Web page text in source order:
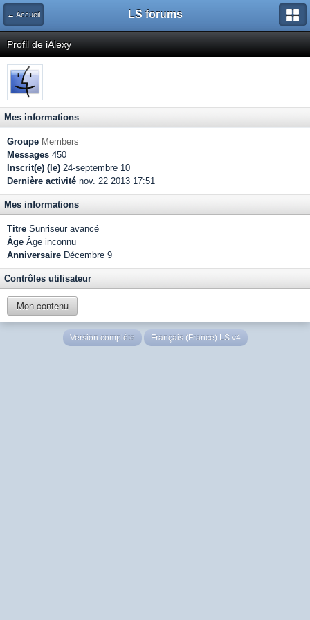
← Accueil LS forums
Profil de iAlexy
Mes informations
Groupe Members
Messages 450
Inscrit(e) (le) 24-septembre 10
Dernière activité nov. 22 2013 17:51
Mes informations
Titre Sunriseur avancé
Âge Âge inconnu
Anniversaire Décembre 9
Contrôles utilisateur
Mon contenu
Version complète Français (France) LS v4